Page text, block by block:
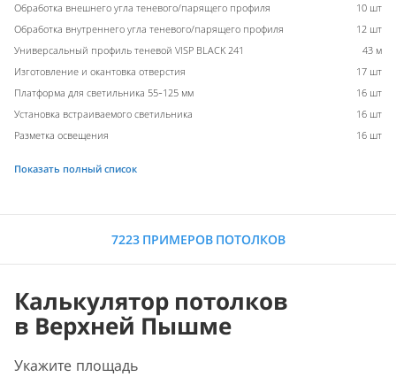
Обработка внешнего угла теневого/парящего профиля
10 шт
Обработка внутреннего угла теневого/парящего профиля
12 шт
Универсальный профиль теневой VISP BLACK 241
43 м
Изготовление и окантовка отверстия
17 шт
Платформа для светильника 55-125 мм
16 шт
Установка встраиваемого светильника
16 шт
Разметка освещения
16 шт
Показать полный список
7223 ПРИМЕРОВ ПОТОЛКОВ
Калькулятор потолков
в Верхней Пышме
Укажите площадь